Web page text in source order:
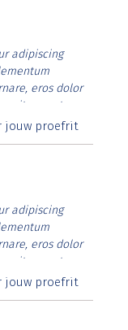
adipiscing
eros dolor
vitae erat.
rutrum lorem
jouw proefrit
adipiscing
eros dolor
vitae erat.
rutrum lorem
jouw proefrit